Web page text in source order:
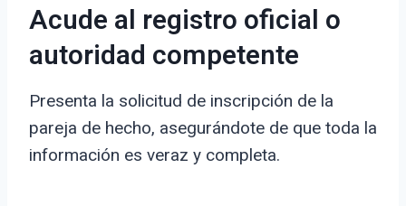
Acude al registro oficial o
autoridad competente
Presenta la solicitud de inscripción de la
pareja de hecho, asegurándote de que toda la
información es veraz y completa.